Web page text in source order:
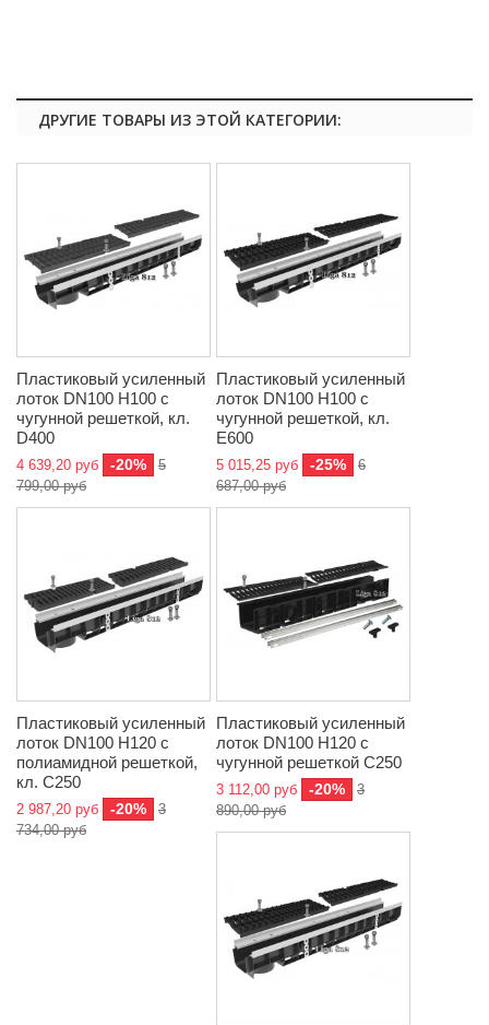
ДРУГИЕ ТОВАРЫ ИЗ ЭТОЙ КАТЕГОРИИ:
Пластиковый усиленный
лоток DN100 H100 с
чугунной решеткой, кл.
D400
4 639,20 руб -20%
5
799,00 руб
Пластиковый усиленный
лоток DN100 H100 с
чугунной решеткой, кл.
E600
5 015,25 руб -25%
6
687,00 руб
Пластиковый усиленный
лоток DN100 H120 с
полиамидной решеткой,
кл. C250
2 987,20 руб -20%
3
734,00 руб
Пластиковый усиленный
лоток DN100 H120 с
чугунной решеткой C250
3 112,00 руб -20%
3
890,00 руб